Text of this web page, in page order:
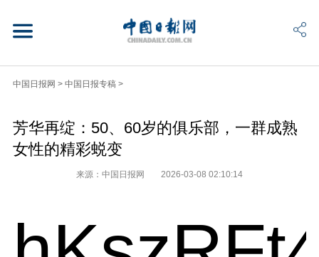
中国日报网 > 中国日报专稿 >
芳华再绽：50、60岁的俱乐部，一群成熟
女性的精彩蜕变
来源：中国日报网 2026-03-08 02:10:14